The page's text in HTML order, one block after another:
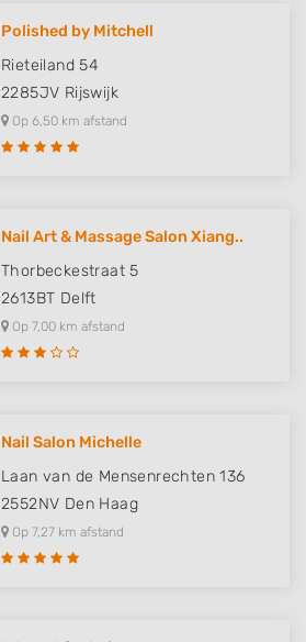
Polished by Mitchell
Rieteiland 54
2285JV Rijswijk
Op 6,50 km afstand
Nail Art & Massage Salon Xiang..
Thorbeckestraat 5
2613BT Delft
Op 7,00 km afstand
Nail Salon Michelle
Laan van de Mensenrechten 136
2552NV Den Haag
Op 7,27 km afstand